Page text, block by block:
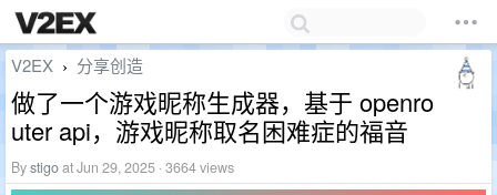
V2EX › 分享创造
做了一个游戏昵称生成器，基于 openro
uter api，游戏昵称取名困难症的福音
Bystigoat Jun 29, 2025 · 3664 views